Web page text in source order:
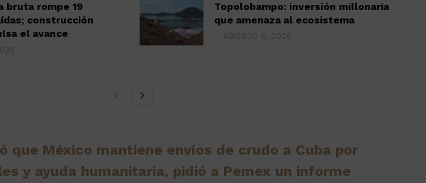
bruta rompe 19
construcción
el avance
Topolobampo: inversión millonaria
que amenaza al ecosistema
AGOSTO 5, 2026
que México mantiene envíos de crudo a Cuba por
y ayuda humanitaria, pidió a Pemex un informe